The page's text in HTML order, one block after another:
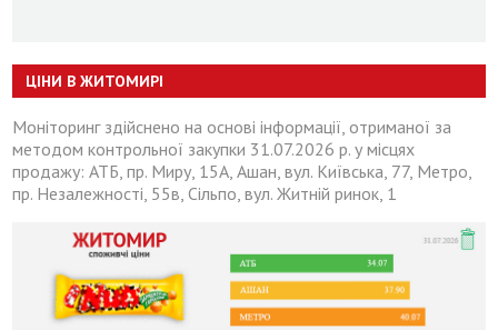
ЦІНИ В ЖИТОМИРІ
Моніторинг здійснено на основі інформації, отриманої за
методом контрольної закупки 31.07.2026 р. у місцях
продажу: АТБ, пр. Миру, 15А, Ашан, вул. Київська, 77, Метро,
пр. Незалежності, 55в, Сільпо, вул. Житній ринок, 1